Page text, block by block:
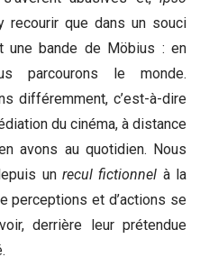
recourir que dans un souci
une bande de Möbius : en
parcourons le monde.
différemment, c’est-à-dire
du cinéma, à distance
avons au quotidien. Nous
un recul fictionnel à la
perceptions et d’actions se
derrière leur prétendue